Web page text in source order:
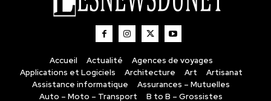
Accueil Actualité
Agences de voyages
Applications et Logiciels
Architecture Art
Artisanat
Assistance informatique
Assurances – Mutuelles
Auto – Moto – Transport
B to B – Grossistes